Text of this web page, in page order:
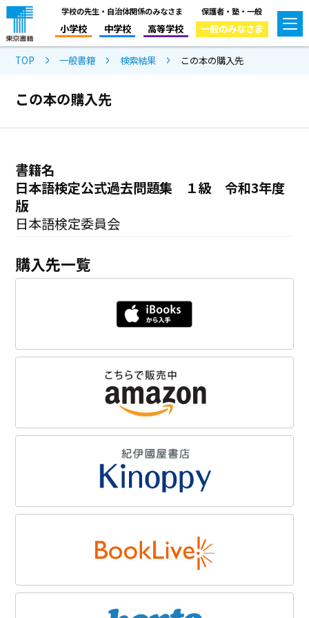
学校の先生・自治体関係のみなさま
小学校 中学校 高等学校
保護者・塾・一般
一般のみなさま
TOP 一般書籍 検索結果 この本の購入先
この本の購入先
書籍名
日本語検定公式過去問題集 １級 令和3年度
版
日本語検定委員会
購入先一覧